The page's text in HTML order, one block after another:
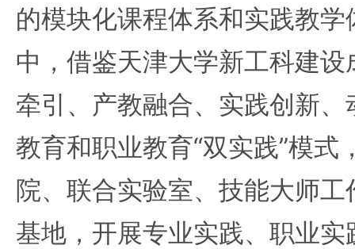
的模块化课程体系和实践教
中，借鉴天津大学新工科建
牵引、产教融合、实践创新
教育和职业教育“双实践”模式
院、联合实验室、技能大师
基地，开展专业实践、职业